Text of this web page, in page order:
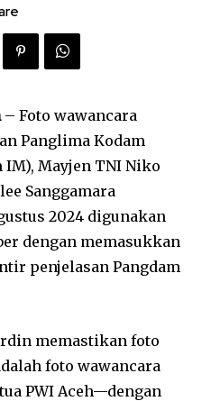
– Foto wawancara
Panglima Kodam
IM), Mayjen TNI Niko
Sanggamara
2024 digunakan
dengan memasukkan
penjelasan Pangdam
memastikan foto
foto wawancara
PWI Aceh—dengan